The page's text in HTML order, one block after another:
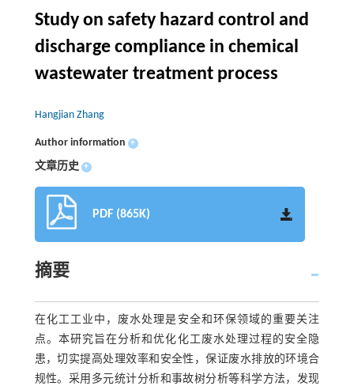
Study on safety hazard control and
discharge compliance in chemical
wastewater treatment process
Hangjian Zhang
Author information +
文章历史 +
PDF (865K)
摘要
在化工工业中，废水处理是安全和环保领域的重要关注
点。本研究旨在分析和优化化工废水处理过程的安全隐
患，切实提高处理效率和安全性，保证废水排放的环境合
规性。采用多元统计分析和事故树分析等科学方法，发现